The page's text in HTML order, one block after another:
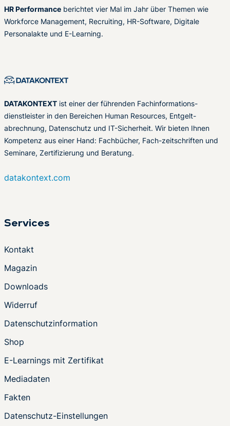
HR Performance berichtet vier Mal im Jahr über Themen wie
Workforce Management, Recruiting, HR-Software, Digitale
Personalakte und E-Learning.
DATAKONTEXT ist einer der führenden Fachinformations-
dienstleister in den Bereichen Human Resources, Entgelt-
abrechnung, Datenschutz und IT-Sicherheit. Wir bieten Ihnen
Kompetenz aus einer Hand: Fachbücher, Fach-zeitschriften und
Seminare, Zertifizierung und Beratung.
datakontext.com
Services
Kontakt
Magazin
Downloads
Widerruf
Datenschutzinformation
Shop
E-Learnings mit Zertifikat
Mediadaten
Fakten
Datenschutz-Einstellungen